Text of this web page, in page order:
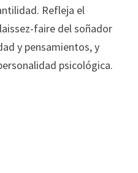
Refleja el
faire del soñador
y pensamientos, y
psicológica.